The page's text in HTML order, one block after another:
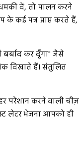
दें, तो पालन करने
के कई पत्र प्राप्त करते हैं,
कर दूँगा" जैसे
दिखाते हैं। संतुलित
परेशान करने वाली चीज़
लेटर भेजना आपको ही